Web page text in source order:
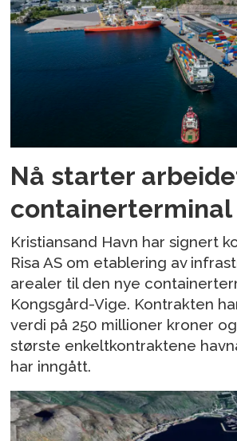
Nå starter
containerterminal
Kristiansand Havn har signert
Risa AS om etablering av
arealer til den nye
Kongsgård-Vige. Kontrakten
verdi på 250 millioner kroner
største enkeltkontraktene
har inngått.